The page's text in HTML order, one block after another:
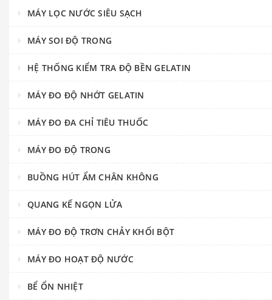
MÁY LỌC NƯỚC SIÊU SẠCH
MÁY SOI ĐỘ TRONG
HỆ THỐNG KIỂM TRA ĐỘ BỀN GELATIN
MÁY ĐO ĐỘ NHỚT GELATIN
MÁY ĐO ĐA CHỈ TIÊU THUỐC
MÁY ĐO ĐỘ TRONG
BUỒNG HÚT ẨM CHÂN KHÔNG
QUANG KẾ NGỌN LỬA
MÁY ĐO ĐỘ TRƠN CHẢY KHỐI BỘT
MÁY ĐO HOẠT ĐỘ NƯỚC
BỂ ỔN NHIỆT